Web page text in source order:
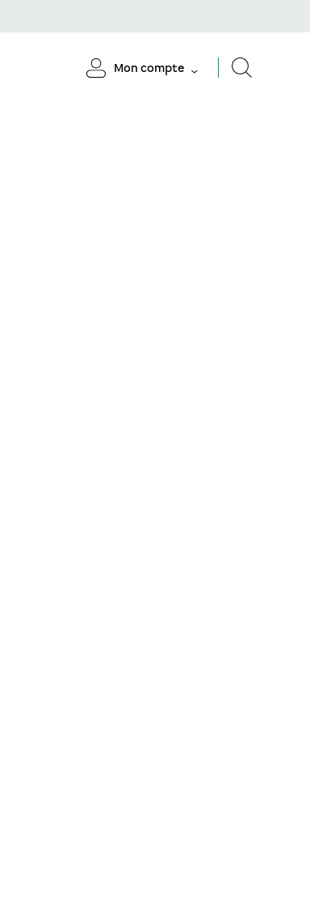
Mon compte